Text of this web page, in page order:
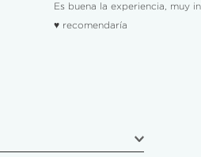
Es buena la experiencia, muy
♥ recomendaría